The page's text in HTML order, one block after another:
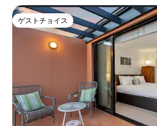
ゲストチョイス
ゲストチョイス